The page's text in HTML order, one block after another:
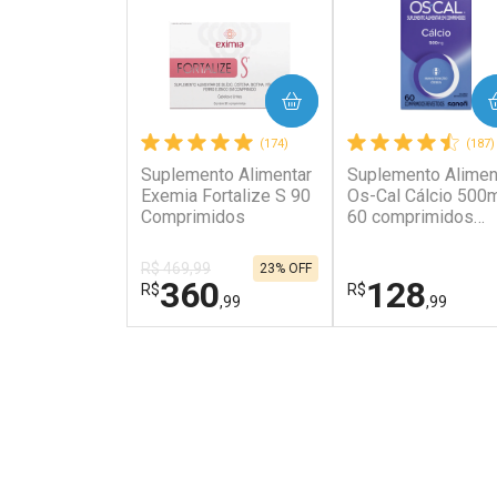
(174)
Suplemento Alimentar
Exemia Fortalize S 90
Comprimidos
R$ 469,99
R$360,99
23% OFF
COMPRAR
(187)
Suplemento
Os-Cal Cálcio
60 comprimidos
R$128,99
COMPRAR